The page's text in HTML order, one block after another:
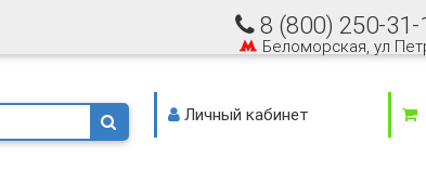
8 (800) 250-31-
Беломорская, ул
Личный кабинет